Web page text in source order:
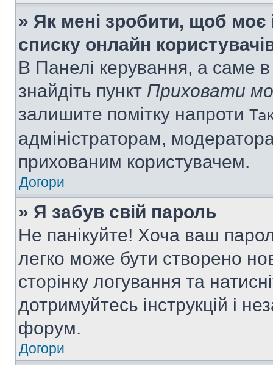
» Як мені зробити, щоб моє
списку онлайн
В Панелі керування, а саме
знайдіть пункт Приховати
залишите помітку напроти
адміністраторам,
прихованим користувачем.
Догори
» Я забув свій пароль
Не панікуйте! Хоча ваш
легко може бути створено
сторінку логування та
дотримуйтесь інструкцій і
форум.
Догори